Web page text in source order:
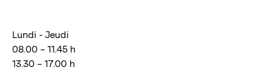
Lundi - Jeudi
08.00 – 11.45 h
13.30 – 17.00 h